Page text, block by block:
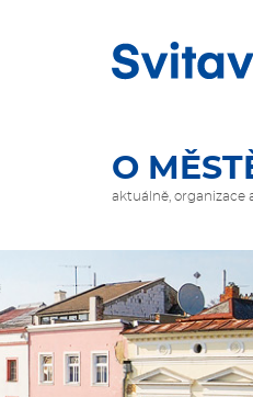
HLAVNÍ
O